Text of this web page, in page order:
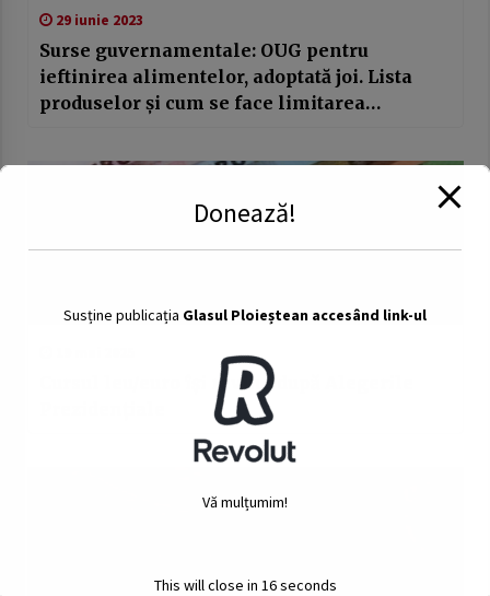
29 iunie 2023
Surse guvernamentale: OUG pentru
ieftinirea alimentelor, adoptată joi. Lista
produselor și cum se face limitarea
Cursul leu/euro își revine după Alegerile
Donează!
Susține publicația Glasul Ploieștean accesând link-ul
Vă mulțumim!
This will close in 15seconds